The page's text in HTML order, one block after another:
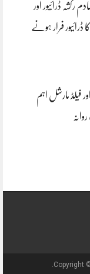
رکشہ ڈرائیور اور
فرار ہونے
فیلڈ مارشل اہم
Copyright